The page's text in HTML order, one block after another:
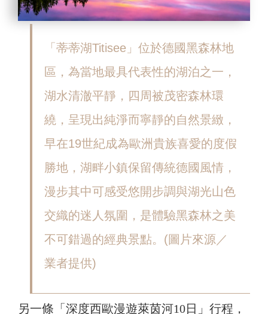
「蒂蒂湖Titisee」位於德國黑森林地
區，為當地最具代表性的湖泊之一，
湖水清澈平靜，四周被茂密森林環
繞，呈現出純淨而寧靜的自然景緻，
早在19世紀成為歐洲貴族喜愛的度假
勝地，湖畔小鎮保留傳統德國風情，
漫步其中可感受悠開步調與湖光山色
交織的迷人氛圍，是體驗黑森林之美
不可錯過的經典景點。(圖片來源／
業者提供)
另一條「深度西歐漫遊萊茵河10日」行程，